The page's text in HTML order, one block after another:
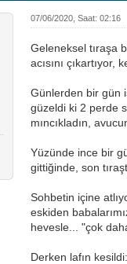
07/06/2020, Saat: 02:16
Geleneksel tıraşa
acısını
Günlerden bir gün
güzeldi ki 2 perde
mıncıkladın,
Yüzünde ince bir
gittiğinde, son
Sohbetin içine
eskiden
hevesle... "çok
Derken lafın